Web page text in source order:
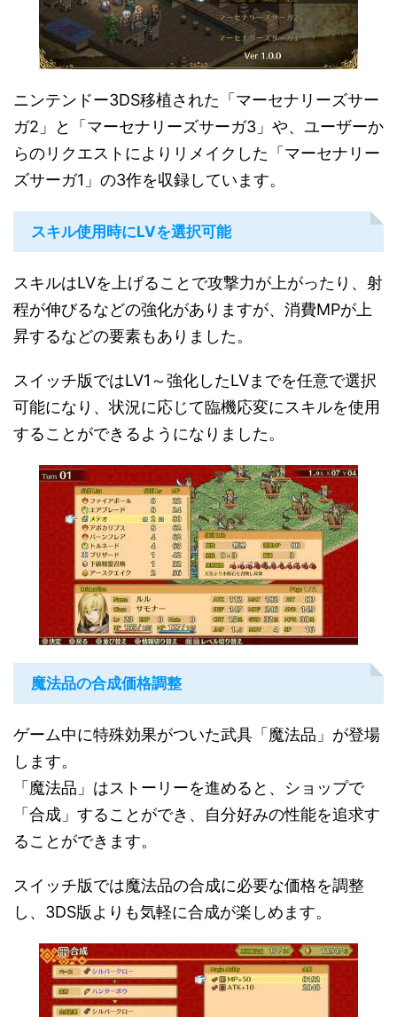
ニンテンドー3DS移植された「マーセナリーズサー
ガ2」と「マーセナリーズサーガ3」や、ユーザーか
らのリクエストによりリメイクした「マーセナリー
ズサーガ1」の3作を収録しています。
スキル使用時にLVを選択可能
スキルはLVを上げることで攻撃力が上がったり、射
程が伸びるなどの強化がありますが、消費MPが上
昇するなどの要素もありました。
スイッチ版ではLV1～強化したLVまでを任意で選択
可能になり、状況に応じて臨機応変にスキルを使用
することができるようになりました。
魔法品の合成価格調整
ゲーム中に特殊効果がついた武具「魔法品」が登場
します。
「魔法品」はストーリーを進めると、ショップで
「合成」することができ、自分好みの性能を追求す
ることができます。
スイッチ版では魔法品の合成に必要な価格を調整
し、3DS版よりも気軽に合成が楽しめます。